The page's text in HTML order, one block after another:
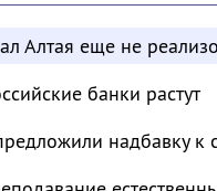
Алтая еще не
банки растут
надбавку к